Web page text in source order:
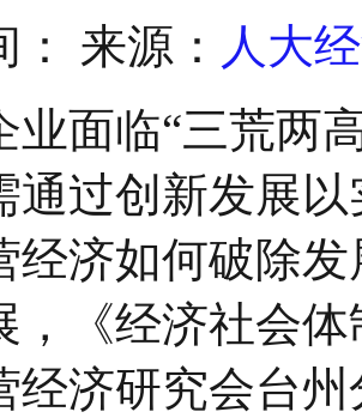
来源： 人大
业面临“三荒两
通过创新发展
经济如何破除
，《经济社会
经济研究会台